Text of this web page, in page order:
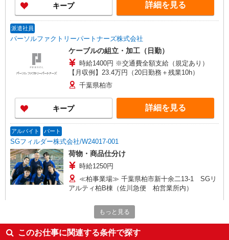
キープ 詳細を見る
派遣社員
パーソルファクトリーパートナーズ株式会社
ケーブルの組立・加工（日勤）
時給1400円 ※交通費全額支給（規定あり）
【月収例】23.4万円（20日勤務＋残業10h）
千葉県柏市
キープ 詳細を見る
アルバイト パート
SGフィルダー株式会社/W24017-001
荷物・商品仕分け
時給1250円
≪柏事業場≫ 千葉県柏市新十余二13-1 SGリ
アルティ柏B棟（佐川急便 柏営業所内）
アルバイト パート
もっと見る
このお仕事に関連する条件で探す